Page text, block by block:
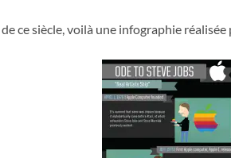
ce siècle, voilà une infographie